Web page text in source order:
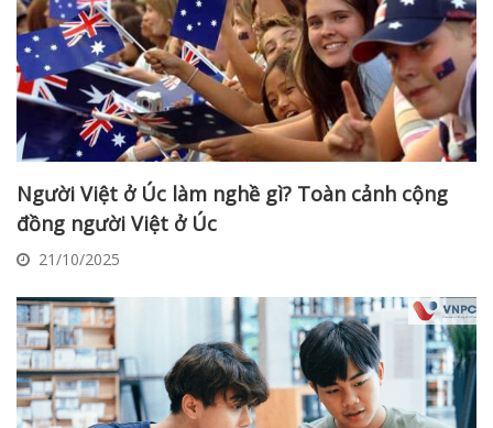
Người Việt ở Úc làm nghề gì? Toàn cảnh cộng
đồng người Việt ở Úc
21/10/2025